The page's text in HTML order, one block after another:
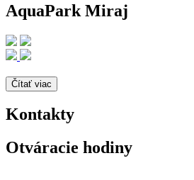
AquaPark Miraj
Čítať viac
Kontakty
Otváracie hodiny